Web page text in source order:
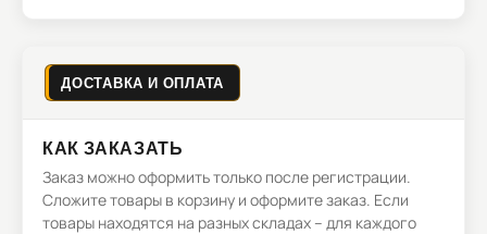
ДОСТАВКА И ОПЛАТА
КАК ЗАКАЗАТЬ
Заказ можно оформить только после регистрации.
Сложите товары в корзину и оформите заказ. Если
товары находятся на разных складах – для каждого